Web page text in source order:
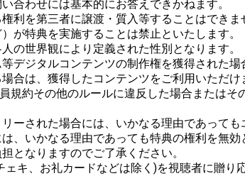
合わせには基本的にお答えできかねます。
利を第三者に譲渡・質入等することはでき
が特典を実施することは禁止といたします。
の世界観により定義された性別となります。
デジタルコンテンツの制作権を獲得された
合は、獲得したコンテンツをご利用いただけ
員規約その他のルールに違反した場合または
ーされた場合には、いかなる理由であって
、いかなる理由であっても特典の権利を無効
となりますのでご了承ください。
ェキ、お礼カードなどは除く)を視聴者に贈り